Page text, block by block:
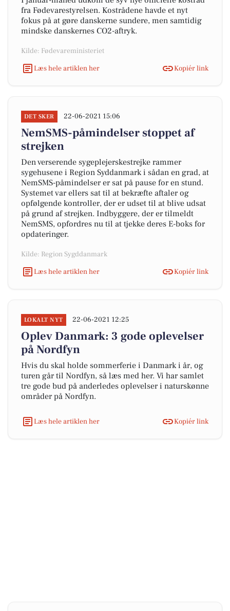
fra Fødevarestyrelsen. Kostrådene havde et nyt
fokus på at gøre danskerne sundere, men samtidig
mindske danskernes CO2-aftryk.
Kilde: Fødevareministeriet
Læs hele artiklen her
Kopiér link
DET SKER 22-06-2021 15:06
NemSMS-påmindelser stoppet af
strejken
Den verserende sygeplejerskestrejke rammer
sygehusene i Region Syddanmark i sådan en grad, at
NemSMS-påmindelser er sat på pause for en stund.
Systemet var ellers sat til at bekræfte aftaler og
opfølgende kontroller, der er udset til at blive udsat
på grund af strejken. Indbyggere, der er tilmeldt
NemSMS, opfordres nu til at tjekke deres E-boks for
opdateringer.
Kilde: Region Sygddanmark
Læs hele artiklen her
Kopiér link
LOKALT NYT 22-06-2021 12:25
Oplev Danmark: 3 gode oplevelser
på Nordfyn
Hvis du skal holde sommerferie i Danmark i år, og
turen går til Nordfyn, så læs med her. Vi har samlet
tre gode bud på anderledes oplevelser i naturskønne
områder på Nordfyn.
Læs hele artiklen her Kopiér link